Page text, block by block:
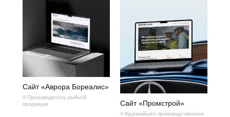
Сайт «Аврора Бореалис»
© Производитель рыбной
продукции
Сайт «Промстрой»
© Крупнейшее производственное